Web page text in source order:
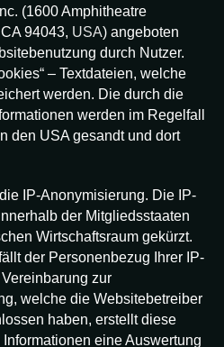
(1600 Amphitheatre
94043, USA) angeboten
durch Nutzer.
– Textdateien, welche
werden. Die durch die
werden im Regelfall
den USA gesandt und dort
IP-Anonymisierung. Die IP-
der Mitgliedsstaaten
Wirtschaftsraum gekürzt.
der Personenbezug Ihrer IP-
zur
welche die Websitebetreiber
haben, erstellt diese
eine Auswertung